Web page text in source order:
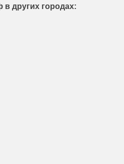
других городах: